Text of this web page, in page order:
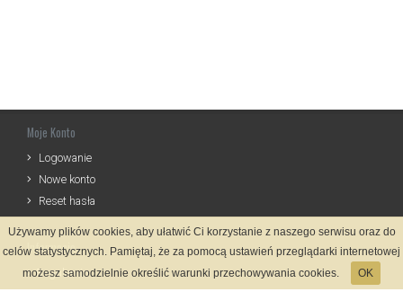
Moje Konto
Logowanie
Nowe konto
Reset hasła
Informacje
Regulamin
Używamy plików cookies, aby ułatwić Ci korzystanie z naszego serwisu oraz do
celów statystycznych. Pamiętaj, że za pomocą ustawień przeglądarki internetowej
możesz samodzielnie określić warunki przechowywania cookies.
OK